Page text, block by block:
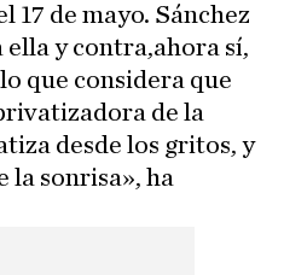
17 de mayo. Sánchez
y contra,ahora sí,
que considera que
de la
desde los gritos, y
la sonrisa», ha